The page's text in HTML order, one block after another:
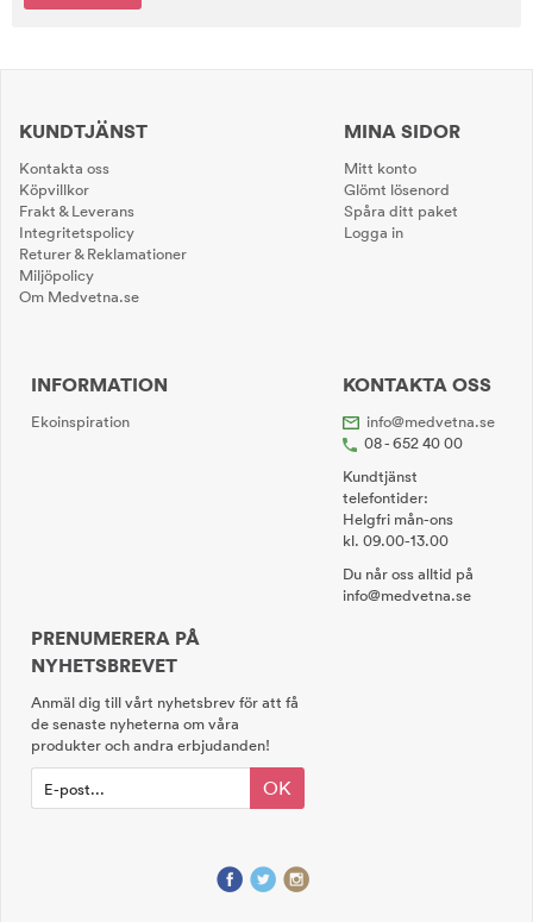
KUNDTJÄNST
Kontakta oss
Köpvillkor
Frakt & Leverans
Integritetspolicy
Returer & Reklamationer
Miljöpolicy
Om Medvetna.se
MINA SIDOR
Mitt konto
Glömt lösenord
Spåra ditt paket
Logga in
INFORMATION
Ekoinspiration
KONTAKTA OSS
info@medvetna.se
08 - 652 40 00
Kundtjänst
telefontider:
Helgfri mån-ons
kl. 09.00-13.00
Du når oss alltid på
info@medvetna.se
PRENUMERERA PÅ
NYHETSBREVET
Anmäl dig till vårt nyhetsbrev för att få
de senaste nyheterna om våra
produkter och andra erbjudanden!
OK